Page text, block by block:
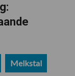
Melkstal